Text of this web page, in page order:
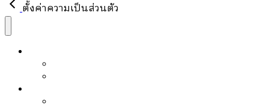
ตั้งค่าความเป็นส่วนตัว